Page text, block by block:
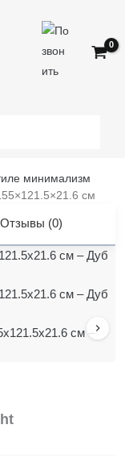
минимализм
см
Отзывы (0)